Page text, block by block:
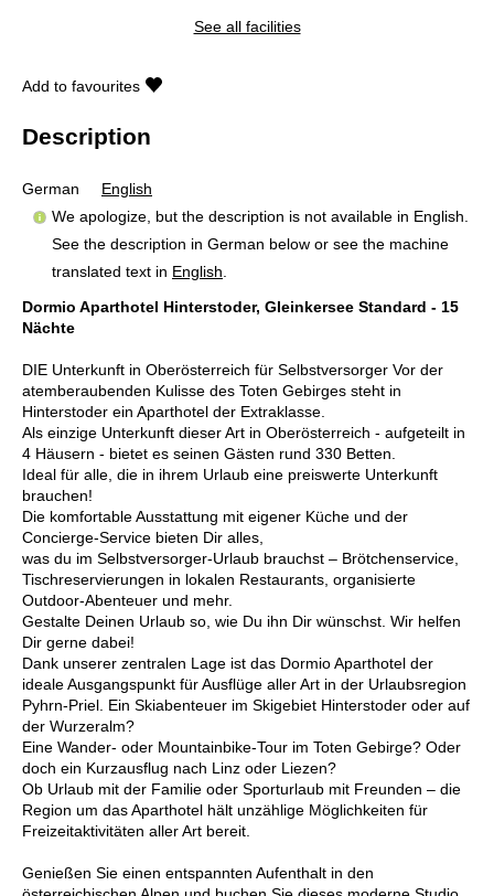
See all facilities
Add to favourites
Description
German
English
We apologize, but the description is not available in English.
See the description in German below or see the machine
translated text in English
Dormio Aparthotel Hinterstoder, Gleinkersee Standard - 15
Nächte
DIE Unterkunft in Oberösterreich für Selbstversorger Vor der
atemberaubenden Kulisse des Toten Gebirges steht in
Hinterstoder ein Aparthotel der Extraklasse.
Als einzige Unterkunft dieser Art in Oberösterreich - aufgeteilt in
4 Häusern - bietet es seinen Gästen rund 330 Betten.
Ideal für alle, die in ihrem Urlaub eine preiswerte Unterkunft
brauchen!
Die komfortable Ausstattung mit eigener Küche und der
Concierge-Service bieten Dir alles,
was du im Selbstversorger-Urlaub brauchst – Brötchenservice,
Tischreservierungen in lokalen Restaurants, organisierte
Outdoor-Abenteuer und mehr.
Gestalte Deinen Urlaub so, wie Du ihn Dir wünschst. Wir helfen
Dir gerne dabei!
Dank unserer zentralen Lage ist das Dormio Aparthotel der
ideale Ausgangspunkt für Ausflüge aller Art in der Urlaubsregion
Pyhrn-Priel. Ein Skiabenteuer im Skigebiet Hinterstoder oder auf
der Wurzeralm?
Eine Wander- oder Mountainbike-Tour im Toten Gebirge? Oder
doch ein Kurzausflug nach Linz oder Liezen?
Ob Urlaub mit der Familie oder Sporturlaub mit Freunden – die
Region um das Aparthotel hält unzählige Möglichkeiten für
Freizeitaktivitäten aller Art bereit.
Genießen Sie einen entspannten Aufenthalt in den